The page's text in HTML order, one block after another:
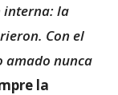
interna: la
Con el
nunca
la